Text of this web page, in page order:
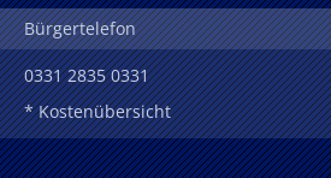
Bürgertelefon
0331 2835 0331
* Kostenübersicht